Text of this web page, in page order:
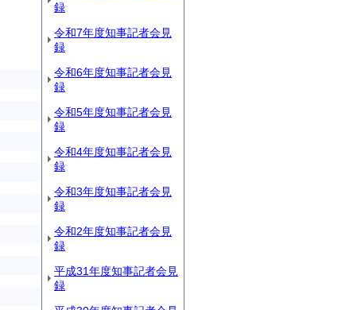
録
令和7年度知事記者会見
録
令和6年度知事記者会見
録
令和5年度知事記者会見
録
令和4年度知事記者会見
録
令和3年度知事記者会見
録
令和2年度知事記者会見
録
平成31年度知事記者会見
録